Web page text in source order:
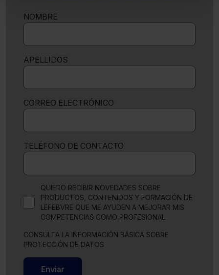
denegar todas las cookies excepto aquellas
imprescindibles.
seleccionar solo aquellas que quieras permitir en tu
navegador. Si no seleccionas ninguna utilizaremos las
NOMBRE
APELLIDOS
CORREO ELECTRÓNICO
TELÉFONO DE CONTACTO
QUIERO RECIBIR NOVEDADES SOBRE
PRODUCTOS, CONTENIDOS Y FORMACIÓN DE
LEFEBVRE QUE ME AYUDEN A MEJORAR MIS
COMPETENCIAS COMO PROFESIONAL
CONSULTA LA INFORMACIÓN BÁSICA SOBRE
PROTECCIÓN DE DATOS
Enviar